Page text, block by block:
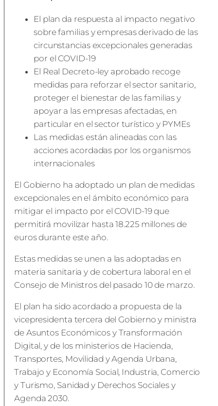
El plan da respuesta al impacto negativo
sobre familias y empresas derivado de las
circunstancias excepcionales generadas
por el COVID-19
El Real Decreto-ley aprobado recoge
medidas para reforzar el sector sanitario,
proteger el bienestar de las familias y
apoyar a las empresas afectadas, en
particular en el sector turístico y PYMEs
Las medidas están alineadas con las
acciones acordadas por los organismos
internacionales
El Gobierno ha adoptado un plan de medidas
excepcionales en el ámbito económico para
mitigar el impacto por el COVID-19 que
permitirá movilizar hasta 18.225 millones de
euros durante este año.
Estas medidas se unen a las adoptadas en
materia sanitaria y de cobertura laboral en el
Consejo de Ministros del pasado 10 de marzo.
El plan ha sido acordado a propuesta de la
vicepresidenta tercera del Gobierno y ministra
de Asuntos Económicos y Transformación
Digital, y de los ministerios de Hacienda,
Transportes, Movilidad y Agenda Urbana,
Trabajo y Economía Social, Industria, Comercio
y Turismo, Sanidad y Derechos Sociales y
Agenda 2030.